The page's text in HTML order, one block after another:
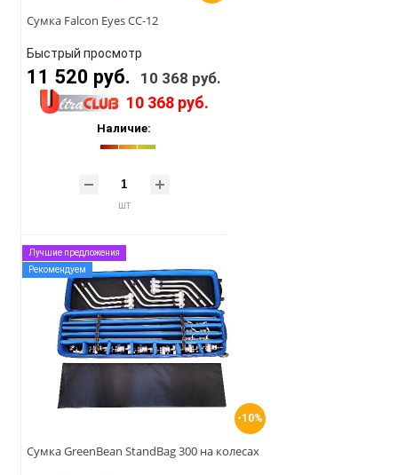
Сумка Falcon Eyes CC-12
Быстрый просмотр
11 520 руб. 10 368 руб.
10 368 руб.
Наличие:
шт
-10%
Лучшие предложения
Рекомендуем
Сумка GreenBean StandBag 300 на колесах